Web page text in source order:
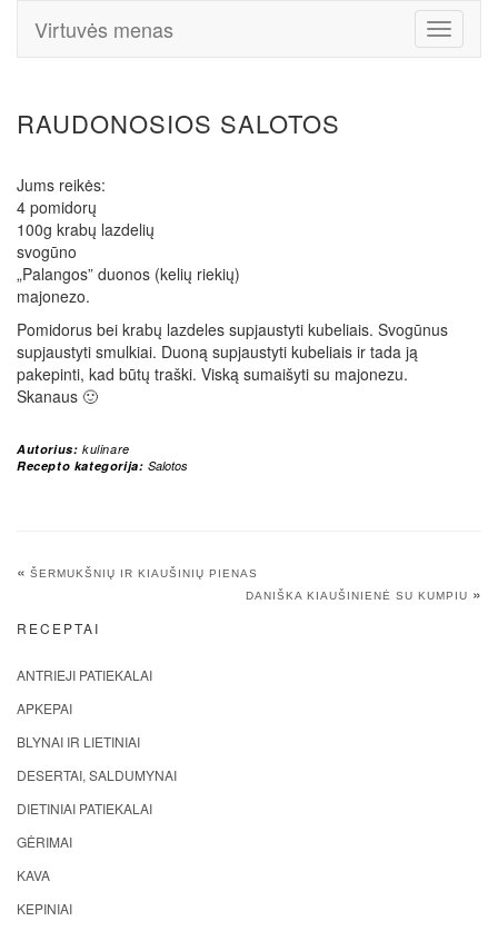
Toggle
Virtuvės menas
RAUDONOSIOS SALOTOS
Jums reikės:
4 pomidorų
100g krabų lazdelių
svogūno
„Palangos” duonos (kelių riekių)
majonezo.
Pomidorus bei krabų lazdeles supjaustyti kubeliais. Svogūnus
supjaustyti smulkiai. Duoną supjaustyti kubeliais ir tada ją
pakepinti, kad būtų traški. Viską sumaišyti su majonezu.
Skanaus 🙂
Autorius: kulinare
Recepto kategorija: Salotos
« ŠERMUKŠNIŲ IR KIAUŠINIŲ PIENAS
DANIŠKA KIAUŠINIENĖ SU KUMPIU »
RECEPTAI
ANTRIEJI PATIEKALAI
APKEPAI
BLYNAI IR LIETINIAI
DESERTAI, SALDUMYNAI
DIETINIAI PATIEKALAI
GĖRIMAI
KAVA
KEPINIAI